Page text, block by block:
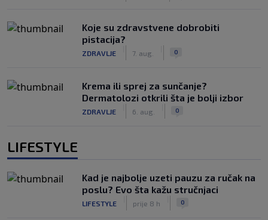
Koje su zdravstvene dobrobiti
pistacija?
ZDRAVLJE 7. aug. 0
Krema ili sprej za sunčanje?
Dermatolozi otkrili šta je bolji izbor
ZDRAVLJE 6. aug. 0
LIFESTYLE
Kad je najbolje uzeti pauzu za ručak na
poslu? Evo šta kažu stručnjaci
LIFESTYLE prije 8 h 0